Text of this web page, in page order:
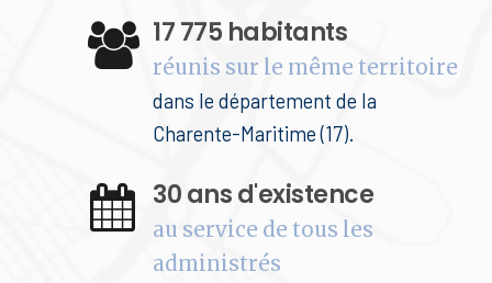
17 775 habitants
réunis sur le même territoire
dans le département de la
Charente-Maritime (17).
30 ans d'existence
au service de tous les
administrés